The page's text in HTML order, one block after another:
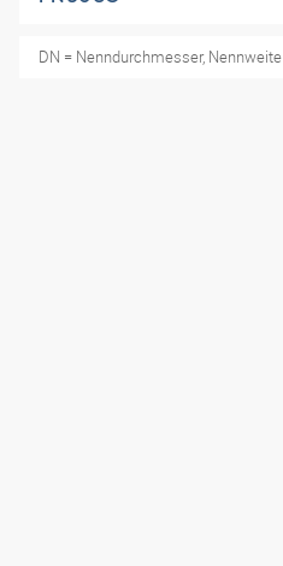
DN = Nenndurchmesser, Nennweite